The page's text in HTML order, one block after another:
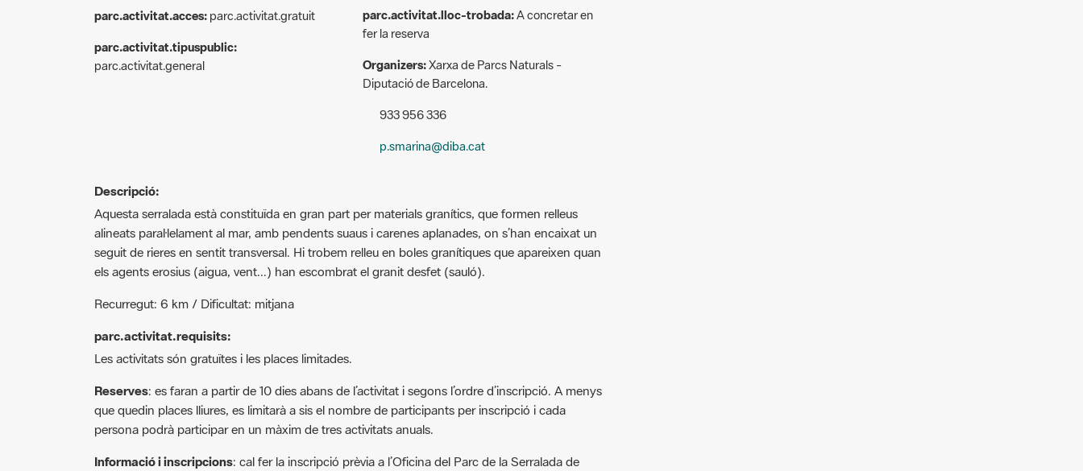
parc.activitat.acces: parc.activitat.gratuit
parc.activitat.tipuspublic:
parc.activitat.general
parc.activitat.lloc-trobada:A concretar en
fer la reserva
Organizers:Xarxa de Parcs Naturals -
Diputació de Barcelona.
933 956 336
p.smarina@diba.cat
Descripció:
Aquesta serralada està constituïda en gran part per materials granítics, que formen relleus
alineats paral·lelament al mar, amb pendents suaus i carenes aplanades, on s’han encaixat un
seguit de rieres en sentit transversal. Hi trobem relleu en boles granítiques que apareixen quan
els agents erosius (aigua, vent...) han escombrat el granit desfet (sauló).
Recurregut: 6 km / Dificultat: mitjana
parc.activitat.requisits:
Les activitats són gratuïtes i les places limitades.
Reserves: es faran a partir de 10 dies abans de l’activitat i segons l’ordre d’inscripció. A menys
que quedin places lliures, es limitarà a sis el nombre de participants per inscripció i cada
persona podrà participar en un màxim de tres activitats anuals.
Informació i inscripcions: cal fer la inscripció prèvia a l’Oficina del Parc de la Serralada de